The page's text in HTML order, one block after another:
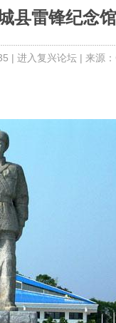
县雷锋纪念馆
| 进入复兴论坛| 来源